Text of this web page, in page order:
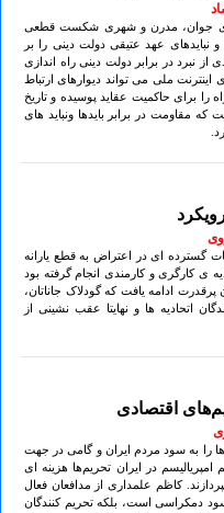
ای جوان، مدرن و شهری شکست قطعی
عهد عتیقی دولت دینی را بر
نبرد در برابر دولت دینی راه اندازی
ملی می تواند دیوارهای ارتباط
را برای حاکمیت عقاید پوسیده و تاریخ
مقاومت در برابر بایدها ونباید های
گسترده ای در اعتراض به قطع یارانه
ی کارگری و کارمندی انجام گرفته بود
ادامه یافت که گودلاک جاناتان،
اتحادیه ها و نهایتا عقب نشینی از
اقتصادی
را به سود مردم ایران و گامی‌ در جهت
در ایران تحریم‌ها هزینه ای
کاظم علمداری از مدافعان فعال
دمکراسی است، بلکه تحریم کنندگان